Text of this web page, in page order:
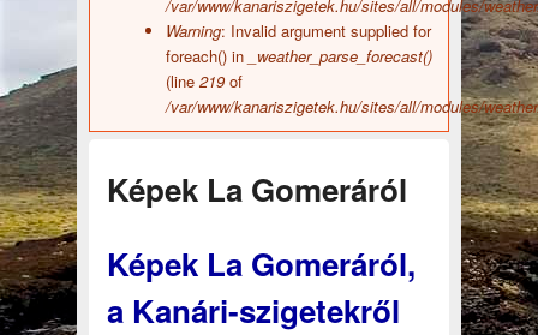
/var/www/kanariszigetek.hu/sites/all/modules/
Warning: Invalid argument supplied for
foreach() in
_weather_parse_forecast()
(line 219of
/var/www/kanariszigetek.hu/sites/all/modules/
Képek La Gomeráról
Képek La Gomeráról,
a Kanári-szigetekről